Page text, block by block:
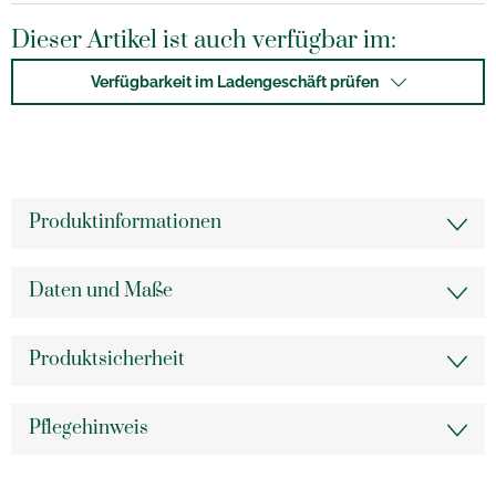
Dieser Artikel ist auch verfügbar im:
Verfügbarkeit im Ladengeschäft prüfen
Produktinformationen
Daten und Maße
Produktsicherheit
Pflegehinweis